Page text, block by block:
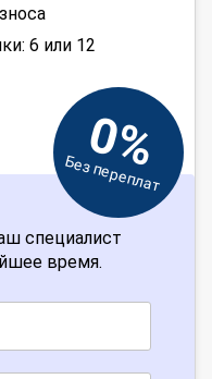
6 или 12
0%
Без переплат
специалист
время.